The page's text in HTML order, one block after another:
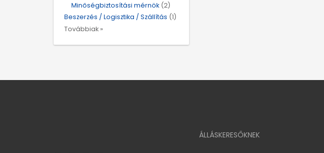
Minőségbiztosítási mérnök (2)
Beszerzés / Logisztika / Szállítás (1)
Továbbiak »
ÁLLÁSKERESŐKNEK